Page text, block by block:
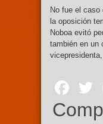
No fue el caso
la oposición
Noboa evitó
también en un
vicepresidenta,